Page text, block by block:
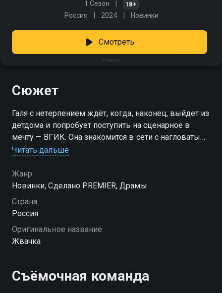
1 Сезон 18+
Россия 2024 Новинки
Жвачка
Смотреть
Сюжет
Галя с нетерпением ждёт, когда, наконец, выйдет из
детдома и попробует поступить на сценарное в
мечту — ВГИК. Она знакомится в сети с нагловатым
мажором Ромой. Он играет в любовь, она — в
когда Галя становится слишком настойчивой, Рома
не придумывает ничего лучше, чем инсценировать
собственную смерть. Пошлая шутка оборачивается
для девушки настоящим ужасом — и теперь она не
любимого. «Жвачка» — смотрите онлайн в хорошем
качестве.
Читать дальше
Жанр
Новинки, Сделано PREMIER, Драмы
Страна
Россия
Оригинальное название
Жвачка
Съёмочная команда